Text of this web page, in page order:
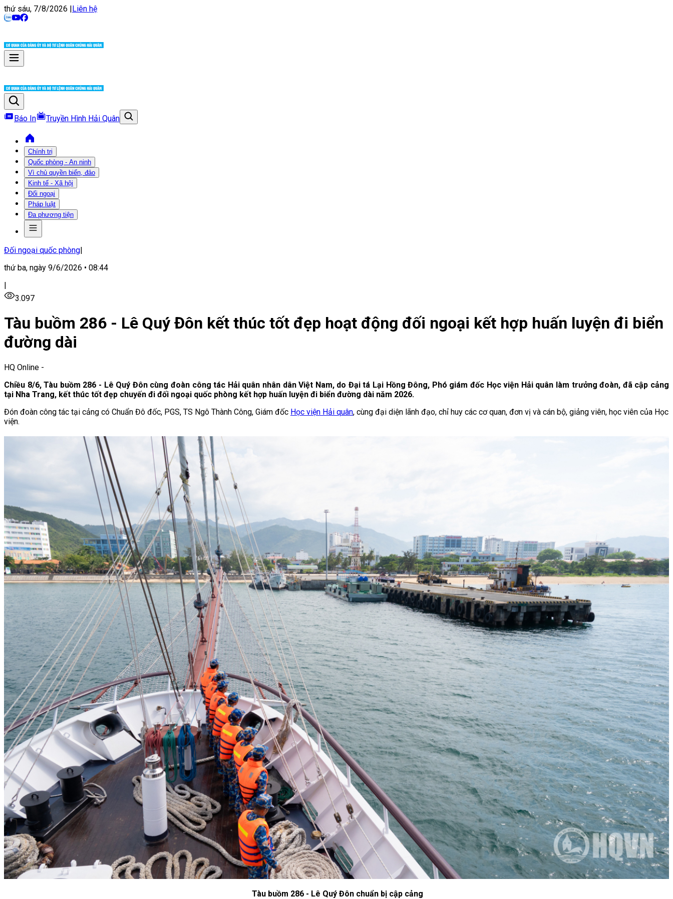
thứ sáu, 7/8/2026 |Liên hệ
Báo In Truyền Hình Hải Quân
Chính trị
Quốc phòng - An ninh
Vì chủ quyền biển, đảo
Kinh tế - Xã hội
Đối ngoại
Pháp luật
Đa phương tiện
Đối ngoại quốc phòng|
thứ ba, ngày 9/6/2026 • 08:44
|
3.097
Tàu buồm 286 - Lê Quý Đôn kết thúc tốt đẹp hoạt động đối ngoại kết hợp huấn luyện đi biển
đường dài
HQ Online -
Chiều 8/6, Tàu buồm 286 - Lê Quý Đôn cùng đoàn công tác Hải quân nhân dân Việt Nam, do Đại tá Lại Hồng Đông, Phó giám đốc Học viện Hải quân làm trưởng đoàn, đã cập cảng
tại Nha Trang, kết thúc tốt đẹp chuyến đi đối ngoại quốc phòng kết hợp huấn luyện đi biển đường dài năm 2026.
Đón đoàn công tác tại cảng có Chuẩn Đô đốc, PGS, TS Ngô Thành Công, Giám đốc Học viện Hải quân, cùng đại diện lãnh đạo, chỉ huy các cơ quan, đơn vị và cán bộ, giảng viên, học viên của Học
viện.
Tàu buồm 286 - Lê Quý Đôn chuẩn bị cập cảng